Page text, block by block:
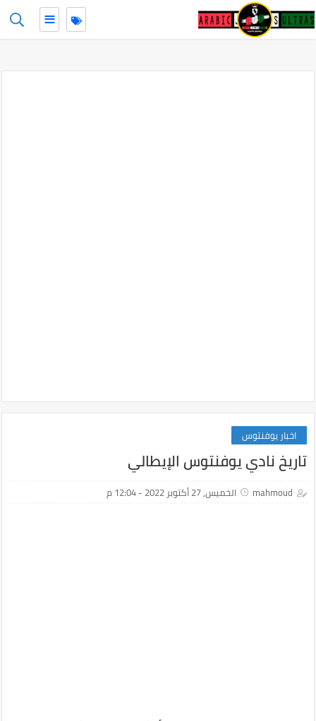
-->
≡
اخبار يوفنتوس
تاريخ نادي يوفنتوس الإيطالي
mahmoud الخميس, 27 أكتوبر 2022 - 12:04 م